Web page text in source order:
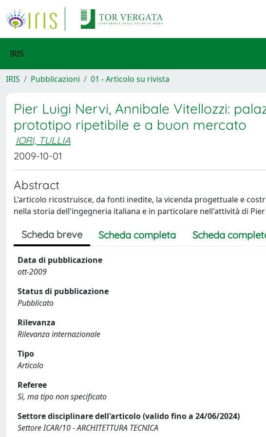
IRIS
IRIS Pubblicazioni 01 - Articolo su rivista
Pier Luigi Nervi, Annibale Vitellozzi:
prototipo ripetibile e a buon mercato
IORI, TULLIA
2009-10-01
Abstract
L'articolo ricostruisce, da fonti inedite, la vicenda progettuale e
nella storia dell'ingegneria italiana e in particolare nell'attività di
Scheda breve Scheda completa Scheda
Data di pubblicazione
ott-2009
Status di pubblicazione
Pubblicato
Rilevanza
Rilevanza internazionale
Tipo
Articolo
Referee
Sì, ma tipo non specificato
Settore disciplinare dell'articolo (valido fino a 24/06/2024)
Settore ICAR/10 - ARCHITETTURA TECNICA